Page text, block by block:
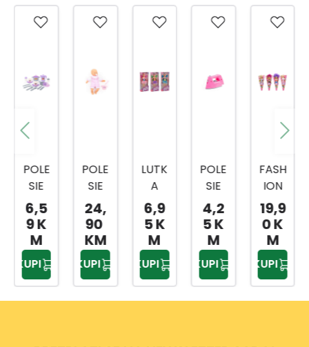
POLE
SIE
IGRA
ČKA
SET
POS
UĐA
7997
8
6,5
9 K
M
KUPI
POLE
SIE
IGRA
ČKA
LUTK
A
8044
8
24,
90
KM
KUPI
LUTK
A
LEPTI
R
MKQ1
4887
8
6,9
5 K
M
KUPI
POLE
SIE
IGRA
ČKA
PEGL
A
4829
5
4,2
5 K
M
KUPI
FASH
ION
LUTK
A
SORT
O
19,9
0 K
M
KUPI